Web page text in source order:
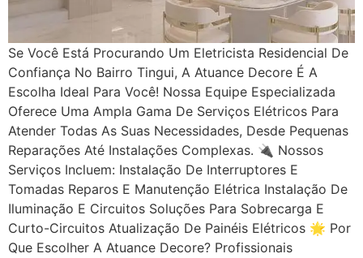
Se Você Está Procurando Um Eletricista Residencial De
Confiança No Bairro Tingui, A Atuance Decore É A
Escolha Ideal Para Você! Nossa Equipe Especializada
Oferece Uma Ampla Gama De Serviços Elétricos Para
Atender Todas As Suas Necessidades, Desde Pequenas
Reparações Até Instalações Complexas. 🔌 Nossos
Serviços Incluem: Instalação De Interruptores E
Tomadas Reparos E Manutenção Elétrica Instalação De
Iluminação E Circuitos Soluções Para Sobrecarga E
Curto-Circuitos Atualização De Painéis Elétricos 🌟 Por
Que Escolher A Atuance Decore? Profissionais